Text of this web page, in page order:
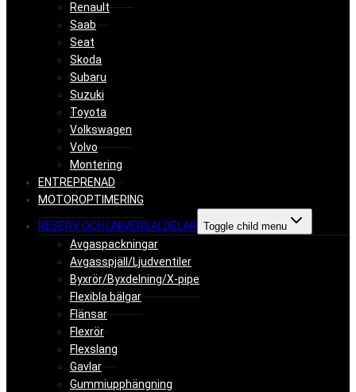
Renault
Saab
Seat
Skoda
Subaru
Suzuki
Toyota
Volkswagen
Volvo
Montering
ENTREPRENAD
MOTOROPTIMERING
RESERV OCH UNIVERSALDELAR Toggle child menu
Avgaspackningar
Avgasspjäll/Ljudventiler
Byxrör/Byxdelning/X-pipe
Flexibla bälgar
Flänsar
Flexrör
Flexslang
Gavlar
Gummiupphängning